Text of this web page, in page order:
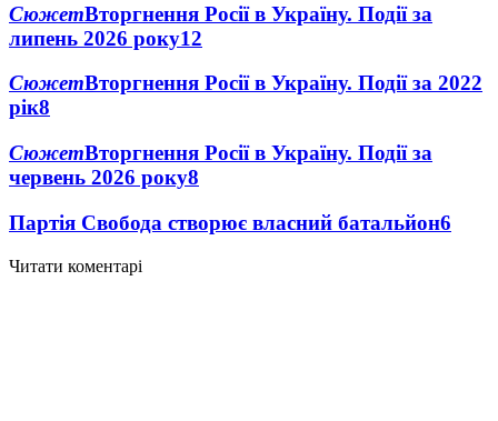
СюжетВторгнення Росії в Україну. Події за
липень 2026 року12
СюжетВторгнення Росії в Україну. Події за 2022
рік8
СюжетВторгнення Росії в Україну. Події за
червень 2026 року8
Партія Свобода створює власний батальйон6
Читати коментарі